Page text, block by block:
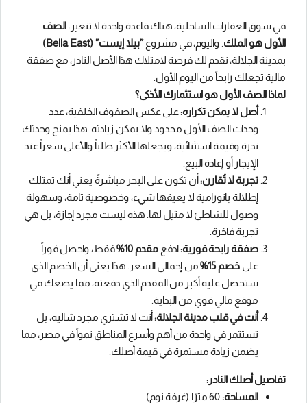
في سوق العقارات الساحلية، هناك قاعدة واحدة لا تتغير: الصف
الأول هو الملك . واليوم، في مشروع”بيلا إيست” (Bella East)
بمدينة الجلالة، نقدم لك فرصة لامتلاك هذا الأصل النادر، مع صفقة
مالية تجعلك رابحاً من اليوم الأول.
لماذا الصف الأول هو استثمارك الأذكى؟
أصل لا يمكن تكراره:على عكس الصفوف الخلفية، عدد
وحدات الصف الأول محدود ولا يمكن زيادته. هذا يمنح وحدتك
ندرة وقيمة استثنائية، ويجعلها الأكثر طلباً والأعلى سعراً عند
الإيجار أو إعادة البيع.
تجربة لا تُقارن:أن تكون على البحر مباشرةً يعني أنك تمتلك
إطلالة بانورامية لا يعيقها شيء، وخصوصية تامة، وسهولة
وصول للشاطئ لا مثيل لها. هذه ليست مجرد إجازة، بل هي
تجربة فاخرة.
صفقة رابحة فورية:ادفع مقدم 10%
فقط، واحصل فوراً
على خصم 15%
من إجمالي السعر. هذا يعني أن الخصم الذي
ستحصل عليه أكبر من المقدم الذي دفعته، مما يضعك في
موقع مالي قوي من البداية.
أنت في قلب مدينة الجلالة:أنت لا تشتري مجرد شاليه، بل
تستثمر في واحدة من أهم وأسرع المناطق نمواً في مصر، مما
يضمن زيادة مستمرة في قيمة أصلك.
تفاصيل أصلك النادر:
المساحة: